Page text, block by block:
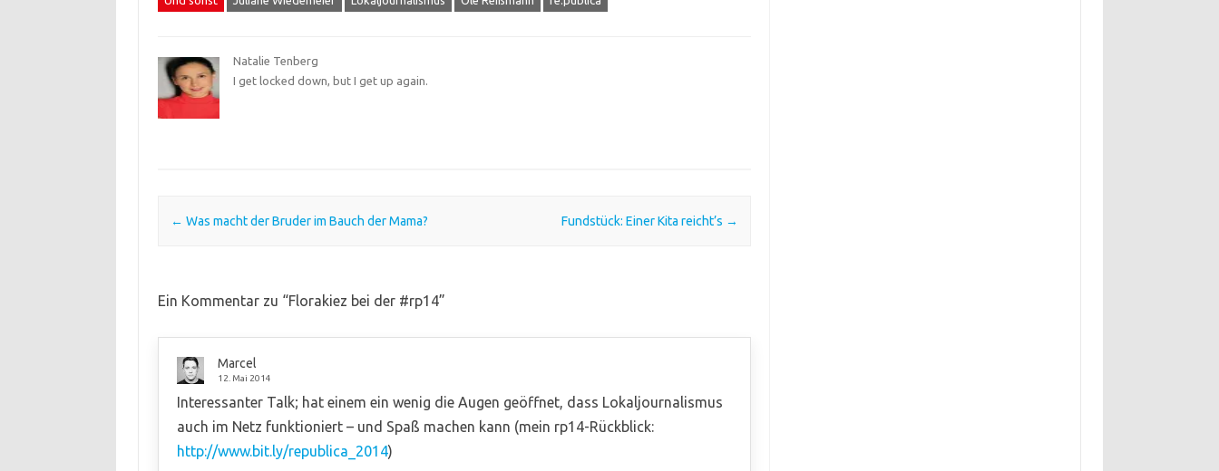
Natalie Tenberg
I get locked down, but I get up again.
Post navigation
← Was macht der Bruder im Bauch der Mama? Fundstück: Einer Kita reicht’s →
Ein Kommentar zu “Florakiez bei der #rp14”
Marcel
12. Mai 2014
Interessanter Talk; hat einem ein wenig die Augen geöffnet, dass Lokaljournalismus
auch im Netz funktioniert – und Spaß machen kann (mein rp14-Rückblick:
http://www.bit.ly/republica_2014)